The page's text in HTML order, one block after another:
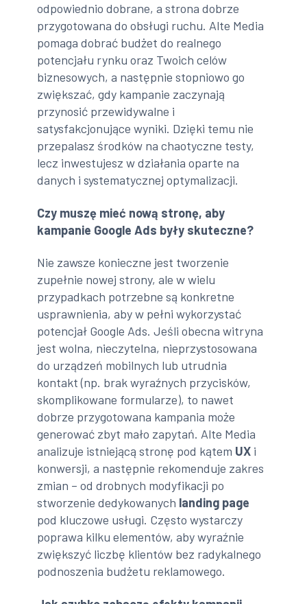
odpowiednio dobrane, a strona dobrze
przygotowana do obsługi ruchu. Alte Media
pomaga dobrać budżet do realnego
potencjału rynku oraz Twoich celów
biznesowych, a następnie stopniowo go
zwiększać, gdy kampanie zaczynają
przynosić przewidywalne i
satysfakcjonujące wyniki. Dzięki temu nie
przepalasz środków na chaotyczne testy,
lecz inwestujesz w działania oparte na
danych i systematycznej optymalizacji.
Czy muszę mieć nową stronę, aby
kampanie Google Ads były skuteczne?
Nie zawsze konieczne jest tworzenie
zupełnie nowej strony, ale w wielu
przypadkach potrzebne są konkretne
usprawnienia, aby w pełni wykorzystać
potencjał Google Ads. Jeśli obecna witryna
jest wolna, nieczytelna, nieprzystosowana
do urządzeń mobilnych lub utrudnia
kontakt (np. brak wyraźnych przycisków,
skomplikowane formularze), to nawet
dobrze przygotowana kampania może
generować zbyt mało zapytań. Alte Media
analizuje istniejącą stronę pod kątem UX i
konwersji, a następnie rekomenduje zakres
zmian – od drobnych modyfikacji po
stworzenie dedykowanych landing page
pod kluczowe usługi. Często wystarczy
poprawa kilku elementów, aby wyraźnie
zwiększyć liczbę klientów bez radykalnego
podnoszenia budżetu reklamowego.